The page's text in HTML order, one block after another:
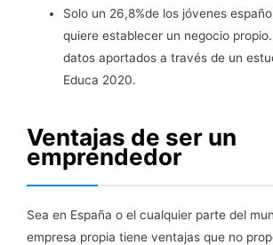
Solo un 26,8%de los jóvenes
quiere establecer un negocio
datos aportados a través de un
Educa 2020.
Ventajas de ser un
emprendedor
Sea en España o el cualquier parte del
empresa propia tiene ventajas que no